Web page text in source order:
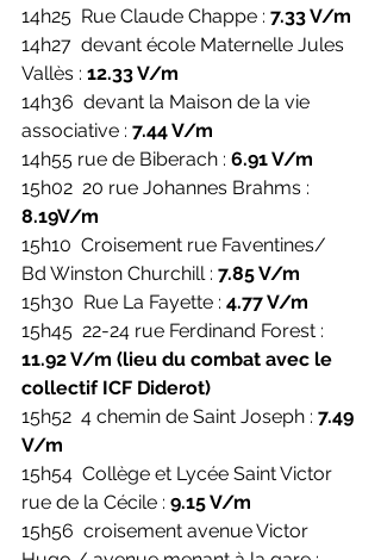
14h25  Rue Claude Chappe : 7.33 V/m
14h27  devant école Maternelle Jules
Vallès : 12.33 V/m
14h36  devant la Maison de la vie
associative : 7.44 V/m
14h55 rue de Biberach : 6.91 V/m
15h02  20 rue Johannes Brahms :
8.19V/m
15h10  Croisement rue Faventines/
Bd Winston Churchill : 7.85 V/m
15h30  Rue La Fayette : 4.77 V/m
15h45  22-24 rue Ferdinand Forest :
11.92 V/m (lieu du combat avec le
collectif ICF Diderot)
15h52  4 chemin de Saint Joseph : 7.49
V/m
15h54  Collège et Lycée Saint Victor
rue de la Cécile : 9.15 V/m
15h56  croisement avenue Victor